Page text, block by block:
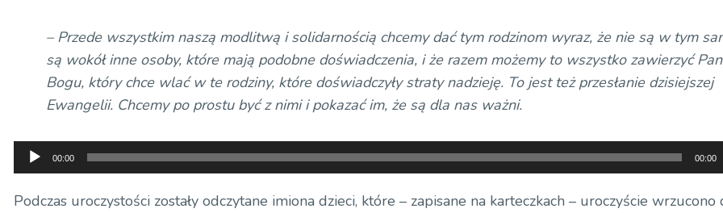
– Przede wszystkim naszą modlitwą i solidarnością chcemy dać tym rodzinom wyraz, że nie są w tym
są wokół inne osoby, które mają podobne doświadczenia, i że razem możemy to wszystko zawierzyć
Bogu, który chce wlać w te rodziny, które doświadczyły straty nadzieję. To jest też przesłanie dzisiejszej
Ewangelii. Chcemy po prostu być z nimi i pokazać im, że są dla nas ważni.
Odtwarzacz
plików
dźwiękowych
00:00 00:00
Podczas uroczystości zostały odczytane imiona dzieci, które – zapisane na karteczkach – uroczyście